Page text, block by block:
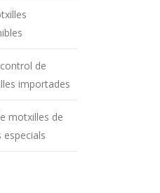
de
importades
motxilles de